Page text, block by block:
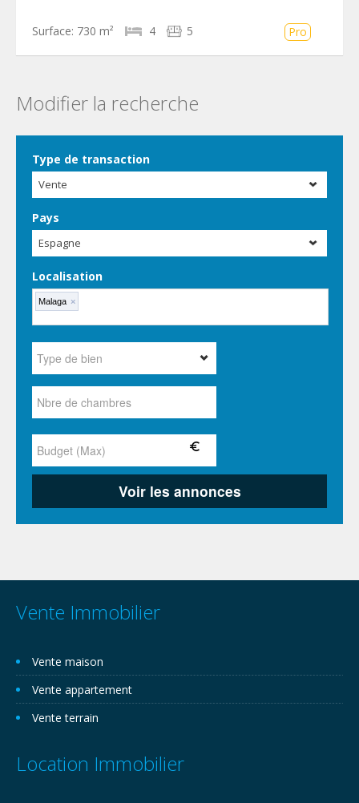
Surface: 730 m² 4 5 Pro
Modifier la recherche
Type de transaction
Vente
Pays
Espagne
Localisation
Malaga ×
Vente Immobilier
Vente maison
Vente appartement
Vente terrain
Location Immobilier